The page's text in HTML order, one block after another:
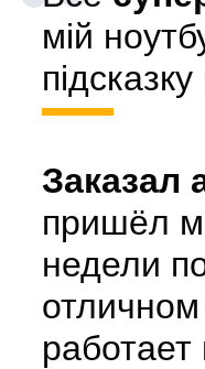
мій
Заказал
пришёл
недели
работает